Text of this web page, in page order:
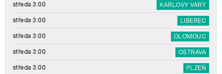
středa 3:00 KARLOVY VARY
středa 3:00 LIBEREC
středa 3:00 OLOMOUC
středa 3:00 OSTRAVA
středa 3:00 PLZEŇ